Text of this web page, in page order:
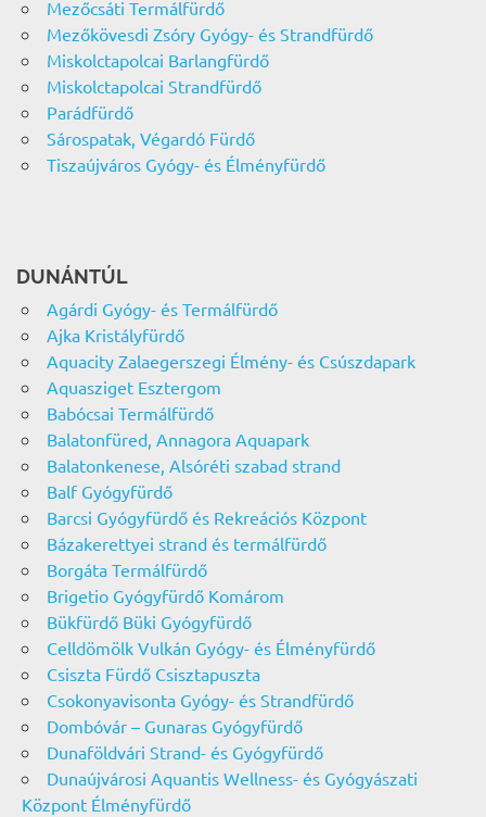
Mezőcsáti Termálfürdő
Mezőkövesdi Zsóry Gyógy- és Strandfürdő
Miskolctapolcai Barlangfürdő
Miskolctapolcai Strandfürdő
Parádfürdő
Sárospatak, Végardó Fürdő
Tiszaújváros Gyógy- és Élményfürdő
DUNÁNTÚL
Agárdi Gyógy- és Termálfürdő
Ajka Kristályfürdő
Aquacity Zalaegerszegi Élmény- és Csúszdapark
Aquasziget Esztergom
Babócsai Termálfürdő
Balatonfüred, Annagora Aquapark
Balatonkenese, Alsóréti szabad strand
Balf Gyógyfürdő
Barcsi Gyógyfürdő és Rekreációs Központ
Bázakerettyei strand és termálfürdő
Borgáta Termálfürdő
Brigetio Gyógyfürdő Komárom
Bükfürdő Büki Gyógyfürdő
Celldömölk Vulkán Gyógy- és Élményfürdő
Csiszta Fürdő Csisztapuszta
Csokonyavisonta Gyógy- és Strandfürdő
Dombóvár – Gunaras Gyógyfürdő
Dunaföldvári Strand- és Gyógyfürdő
Dunaújvárosi Aquantis Wellness- és Gyógyászati
Központ Élményfürdő